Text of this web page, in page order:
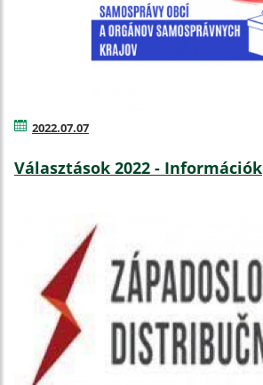
2022.07.07
Választások 2022 - Információk